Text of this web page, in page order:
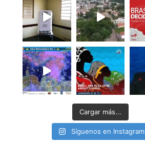
Cargar más...
Síguenos en Instagram